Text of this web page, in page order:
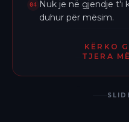
04 Nuk je në gjendje t'i
duhur për mësim.
KËRKO
TJERA